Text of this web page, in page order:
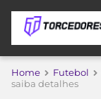
APOSTAS
Home Futebol
saiba detalhes